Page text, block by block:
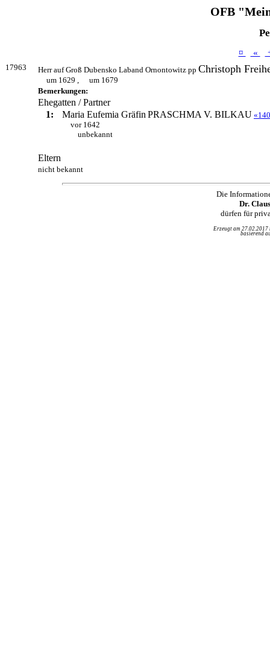
OFB
¤ «
17963 Herr auf Groß Dubensko Laband Ornontowitz pp Christoph
um 1629 ,
um 1679
Bemerkungen:
Ehegatten / Partner
1:
Maria Eufemia Gräfin PRASCHMA V. BILKAU
vor 1642
unbekannt
Eltern
nicht bekannt
Die
Dr.
dürfen für
Erzeugt am
basierend